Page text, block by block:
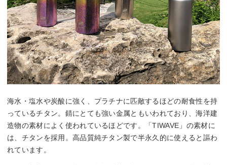
海水・塩水や炭酸に強く、プラチナに匹敵するほどの耐食性を持
っているチタン。錆にとても強い金属ともいわれており、海洋建
造物の素材によく使われているほどです。「TIWAVE」の素材に
は、チタンを採用。高品質純チタン製で半永久的に使えると謳わ
れています。